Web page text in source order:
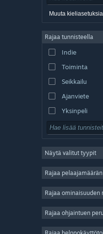
tanska
englanti
espanja –
espanja – Lat.
Muuta kieliasetuksia
Rajaa tunnisteella
Indie
Toiminta
Seikkailu
Ajanviete
Yksinpeli
Simulaatio
Strategia
2D
Pelaa
Näytä valitut tyypit
Rajaa
Rajaa ominaisuuden
Rajaa ohjaintuen